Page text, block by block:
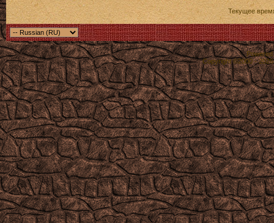
Текущее
Powered
Copyright ©2000 -